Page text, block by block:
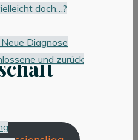
doch…?
Diagnose
und zurück